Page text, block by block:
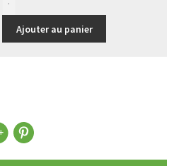
Ajouter au panier